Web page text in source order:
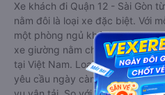
Xe khách đi Quận 12 - Sài Gòn
nằm đôi là loại xe đặc biệt. Với
một phòng ngủ khách sạn sang
xe giường nằm cho cặp đôi đi
tại Việt Nam. Loại xe giường
yêu cầu ngày càng cao của